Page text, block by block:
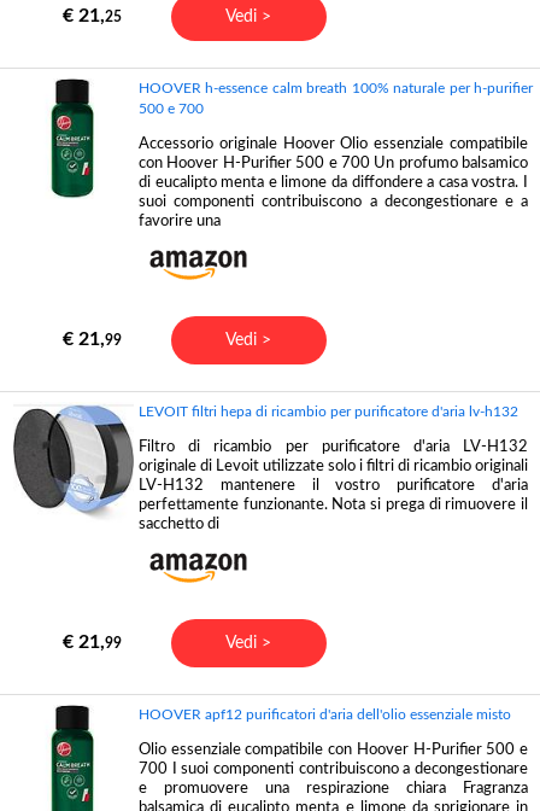
€ 21,25 Vedi >
HOOVER h-essence calm breath 100% naturale per h-purifier
500 e 700
Accessorio originale Hoover Olio essenziale compatibile
con Hoover H-Purifier 500 e 700 Un profumo balsamico
di eucalipto menta e limone da diffondere a casa vostra. I
suoi componenti contribuiscono a decongestionare e a
favorire una
€ 21,99 Vedi >
LEVOIT filtri hepa di ricambio per purificatore d'aria lv-h132
Filtro di ricambio per purificatore d'aria LV-H132
originale di Levoit utilizzate solo i filtri di ricambio originali
LV-H132 mantenere il vostro purificatore d'aria
perfettamente funzionante. Nota si prega di rimuovere il
sacchetto di
€ 21,99 Vedi >
HOOVER apf12 purificatori d'aria dell'olio essenziale misto
Olio essenziale compatibile con Hoover H-Purifier 500 e
700 I suoi componenti contribuiscono a decongestionare
e promuovere una respirazione chiara Fragranza
balsamica di eucalipto menta e limone da sprigionare in